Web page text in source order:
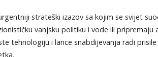
strateški izazov sa kojim se svijet
vanjsku politiku i vode ili
tehnologiju i lance snabdijevanja radi